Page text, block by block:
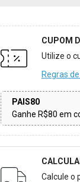
CUPOM
Utilize o
Regras
PAIS80
Ganhe R$80 em
Formulário
Calcule o